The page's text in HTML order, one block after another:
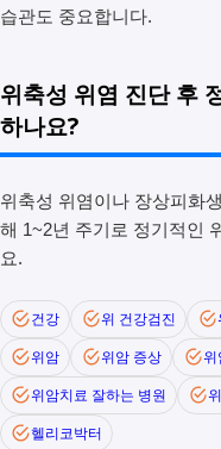
습관도 중요합니다.
위축성 위염 진단 후
하나요?
위축성 위염이나 장상피화
해 1~2년 주기로 정기적인
요.
건강 위 건강검진
위암
위암 증상 위
위암치료 잘하는 병원
헬리코박터